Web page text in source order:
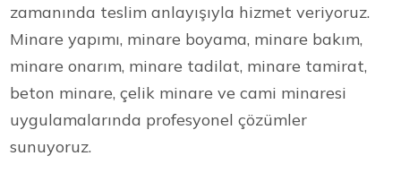
zamanında teslim anlayışıyla hizmet veriyoruz.
Minare yapımı, minare boyama, minare bakım,
minare onarım, minare tadilat, minare tamirat,
beton minare, çelik minare ve cami minaresi
uygulamalarında profesyonel çözümler
sunuyoruz.